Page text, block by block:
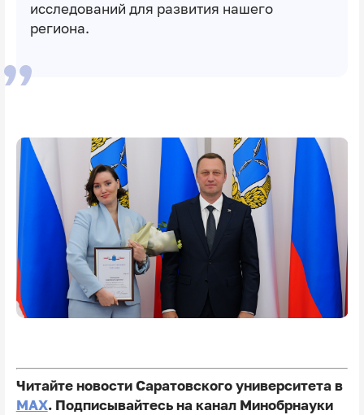
исследований для развития нашего
региона.
Читайте новости Саратовского университета в
MAX. Подписывайтесь на канал Минобрнауки